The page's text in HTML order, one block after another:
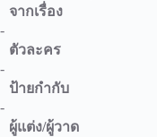
จากเรื่อง
-
ตัวละคร
-
ป้ายกำกับ
-
ผู้แต่ง/ผู้วาด